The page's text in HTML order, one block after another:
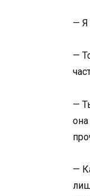
— Я
—
—
—